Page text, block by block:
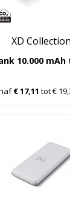
XD Collection
10.000
€ 17,11 tot €